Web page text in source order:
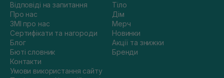
Відповіді на запитання
Про нас
ЗМІ про нас
Сертифікати та нагороди
Блог
Бюті словник
Контакти
Умови використання сайту
Тіло
Дім
Мерч
Новинки
Акції та знижки
Бренди